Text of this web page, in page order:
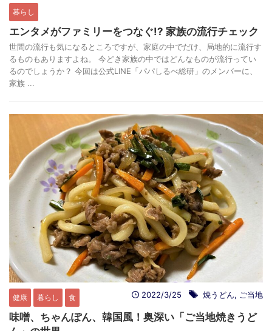
暮らし
エンタメがファミリーをつなぐ!? 家族の流行チェック
世間の流行も気になるところですが、家庭の中でだけ、局地的に流行す
るものもありますよね。 今どき家族の中ではどんなものが流行ってい
るのでしょうか？ 今回は公式LINE「パパしるべ総研」のメンバーに、
家族 ...
健康 暮らし 食 2022/3/25 焼うどん, ご当地
味噌、ちゃんぽん、韓国風！奥深い「ご当地焼きうど